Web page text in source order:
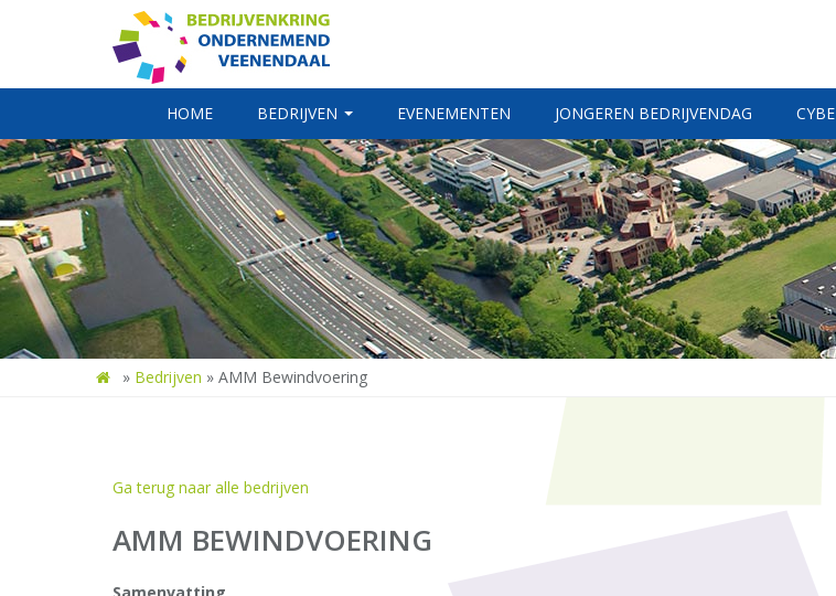
HOME BEDRIJVEN EVENEMENTEN JONGEREN BEDRIJVENDAG
» Bedrijven » AMM Bewindvoering
Ga terug naar alle bedrijven
AMM BEWINDVOERING